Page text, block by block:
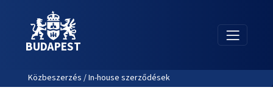
BUDAPEST
Közbeszerzés / In-house szerződések